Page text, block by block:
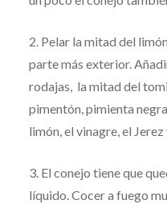
2. Pelar la mitad del
parte más exterior.
rodajas, la mitad del
pimentón, pimienta
limón, el vinagre, el
3. El conejo tiene que
líquido. Cocer a fuego